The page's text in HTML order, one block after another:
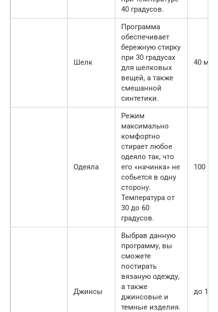
40 градусов.
Шелк
Программа
обеспечивает
бережную стирку
при 30 градусах
для шелковых
вещей, а также
смешанной
синтетики.
40
Одеяла
Режим
максимально
комфортно
стирает любое
одеяло так, что
его «начинка» не
собьется в одну
сторону.
Температура от
30 до 60
градусов.
100
Джинсы
Выбрав данную
программу, вы
сможете
постирать
вязаную одежду,
а также
джинсовые и
темные изделия.
до